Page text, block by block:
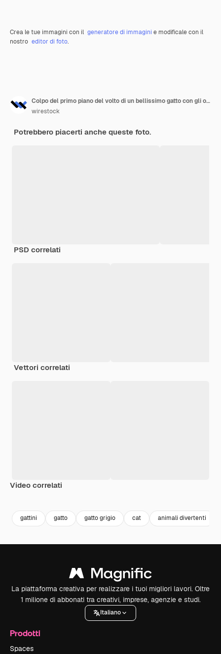
Crea le tue immagini con il generatore di immagini e modificale con il
nostro editor di foto.
Colpo del primo piano del volto di un bellissimo gatto con gli occhi verdi
wirestock
Potrebbero piacerti anche queste foto.
PSD correlati
Vettori correlati
Video correlati
gattini gatto gatto grigio cat animali divertenti
La piattaforma creativa per realizzare i tuoi migliori lavori. Oltre
1 milione di abbonati tra creativi, imprese, agenzie e studi.
Italiano
Prodotti
Spaces